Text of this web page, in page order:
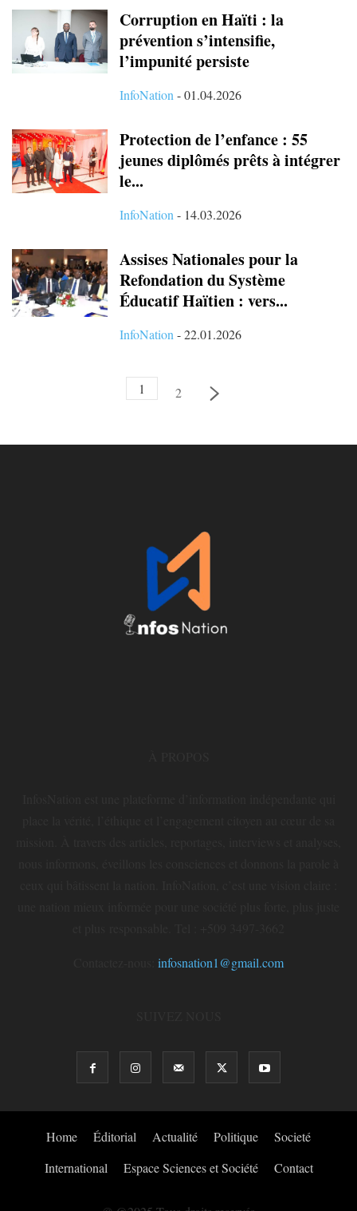
Corruption en Haïti : la
prévention s’intensifie,
l’impunité persiste
InfoNation -01.04.2026
Protection de l’enfance : 55
jeunes diplômés prêts à intégrer
le...
InfoNation - 14.03.2026
Assises Nationales pour la
Refondation du Système
Éducatif Haïtien : vers...
InfoNation -22.01.2026
1 2
infosnation1@gmail.com
Home Éditorial Actualité Politique
Societé
International
Espace Sciences et Société Contact